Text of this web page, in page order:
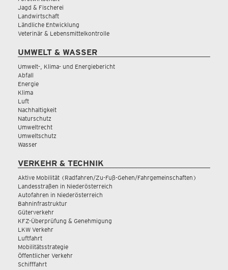
Jagd & Fischerei
Landwirtschaft
Ländliche Entwicklung
Veterinär & Lebensmittelkontrolle
UMWELT & WASSER
Umwelt-, Klima- und Energiebericht
Abfall
Energie
Klima
Luft
Nachhaltigkeit
Naturschutz
Umweltrecht
Umweltschutz
Wasser
VERKEHR & TECHNIK
Aktive Mobilität (Radfahren/Zu-Fuß-Gehen/Fahrgemeinschaften)
Landesstraßen in Niederösterreich
Autofahren in Niederösterreich
Bahninfrastruktur
Güterverkehr
KFZ-Überprüfung & Genehmigung
LKW Verkehr
Luftfahrt
Mobilitätsstrategie
Öffentlicher Verkehr
Schifffahrt